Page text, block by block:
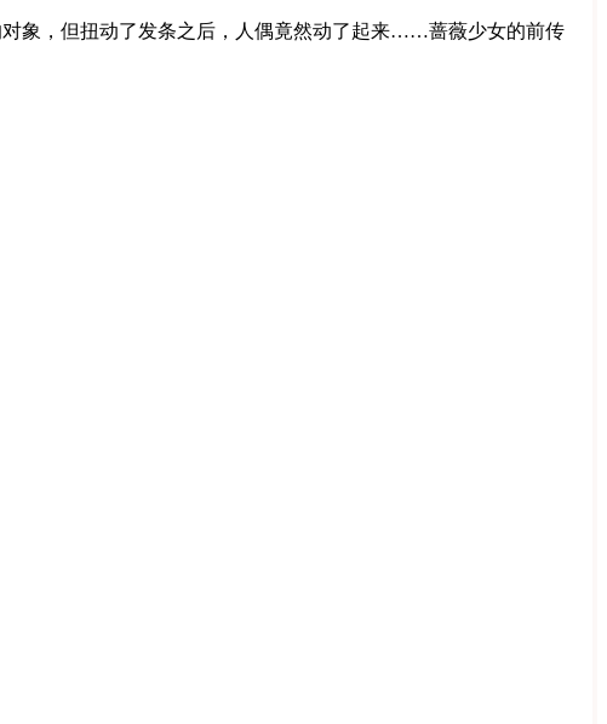
象，但扭动了发条之后，人偶竟然动了起来……蔷薇少女的前传